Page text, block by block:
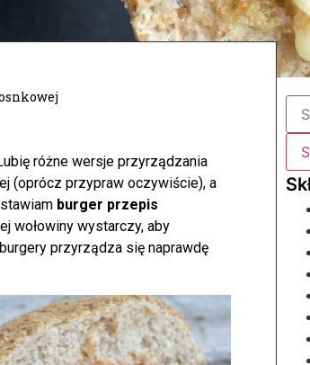
różne wersje przyrządzania
(oprócz przypraw oczywiście), a
burger przepis
wołowiny wystarczy, aby
przyrządza się naprawdę